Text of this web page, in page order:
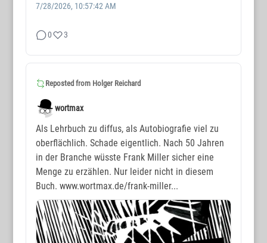
7/28/2026, 10:57:42 AM
0 3
Reposted from Holger Reichard
wortmax
Als Lehrbuch zu diffus, als Autobiografie viel zu
oberflächlich. Schade eigentlich. Nach 50 Jahren
in der Branche wüsste Frank Miller sicher eine
Menge zu erzählen. Nur leider nicht in diesem
Buch. www.wortmax.de/frank-miller...